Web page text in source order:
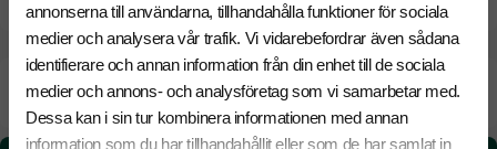
annonserna till användarna, tillhandahålla funktioner för sociala
medier och analysera vår trafik. Vi vidarebefordrar även sådana
identifierare och annan information från din enhet till de sociala
medier och annons- och analysföretag som vi samarbetar med.
Dessa kan i sin tur kombinera informationen med annan
information som du har tillhandahållit eller som de har samlat in
20 Augusti Beräknad leveranstid: 8 arbetsdagar
Snabbare leverans? Kontakta oss.